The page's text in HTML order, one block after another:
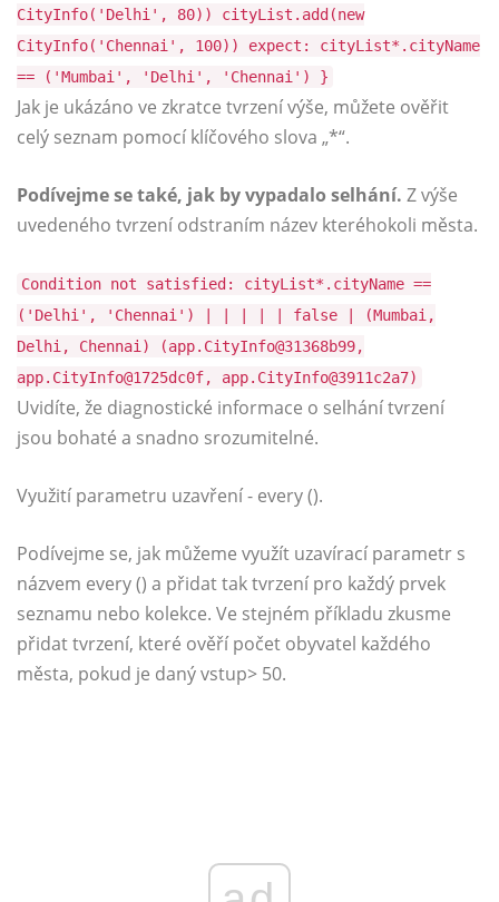
CityInfo('Delhi', 80)) cityList.add(new
CityInfo('Chennai', 100)) expect: cityList*.cityName
== ('Mumbai', 'Delhi', 'Chennai') }
Jak je ukázáno ve zkratce tvrzení výše, můžete ověřit
celý seznam pomocí klíčového slova „*“.
Podívejme se také, jak by vypadalo selhání. Z výše
uvedeného tvrzení odstraním název kteréhokoli města.
Condition not satisfied: cityList*.cityName ==
('Delhi', 'Chennai') | | | | | false | (Mumbai,
Delhi, Chennai) (app.CityInfo@31368b99,
app.CityInfo@1725dc0f, app.CityInfo@3911c2a7)
Uvidíte, že diagnostické informace o selhání tvrzení
jsou bohaté a snadno srozumitelné.
Využití parametru uzavření - every ().
Podívejme se, jak můžeme využít uzavírací parametr s
názvem every () a přidat tak tvrzení pro každý prvek
seznamu nebo kolekce. Ve stejném příkladu zkusme
přidat tvrzení, které ověří počet obyvatel každého
města, pokud je daný vstup> 50.